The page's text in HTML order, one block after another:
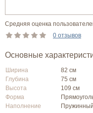
Средняя оценка
0 отзывов
Основные
Ширина
82 см
Глубина
75 см
Высота
109 см
Форма
Наполнение